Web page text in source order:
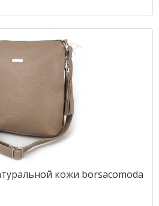
кожи borsacomoda